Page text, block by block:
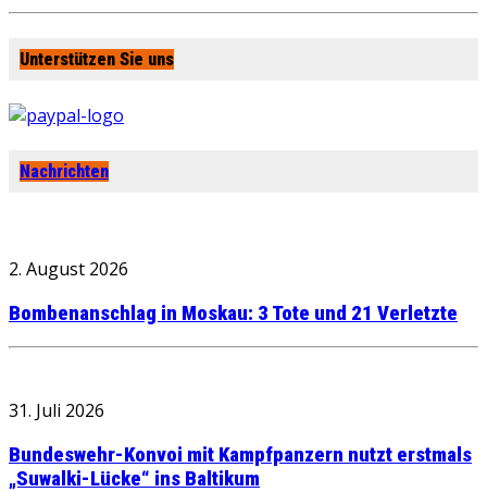
Unterstützen Sie uns
Nachrichten
2. August 2026
Bombenanschlag in Moskau: 3 Tote und 21 Verletzte
31. Juli 2026
Bundeswehr-Konvoi mit Kampfpanzern nutzt erstmals
„Suwalki-Lücke“ ins Baltikum